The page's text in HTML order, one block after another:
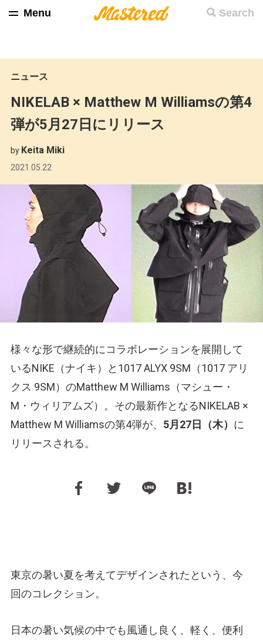
Search
Menu
ニュース
NIKELAB × Matthew M Williamsの第4
弾が5月27日にリリース
by Keita Miki
2021.05.22
様々な形で継続的にコラボレーションを展開して
いるNIKE（ナイキ）と1017 ALYX 9SM（1017 アリ
クス 9SM）のMatthew M Williams（マシュー・
M・ウィリアムズ）。その最新作となるNIKELAB ×
Matthew M Williamsの第4弾が、 5月27日（木） に
リリースされる。
東京の暑い夏を考えてデザインされたという、今
回のコレクション。
日本の暑い気候の中でも風通し良く、軽く、便利